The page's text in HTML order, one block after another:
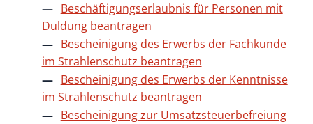
Beschäftigungserlaubnis für Personen mit
Duldung beantragen
Bescheinigung des Erwerbs der Fachkunde
im Strahlenschutz beantragen
Bescheinigung des Erwerbs der Kenntnisse
im Strahlenschutz beantragen
Bescheinigung zur Umsatzsteuerbefreiung